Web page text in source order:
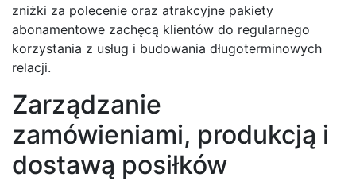
zniżki za polecenie oraz atrakcyjne pakiety
abonamentowe zachęcą klientów do regularnego
korzystania z usług i budowania długoterminowych
relacji.
Zarządzanie
zamówieniami, produkcją i
dostawą posiłków